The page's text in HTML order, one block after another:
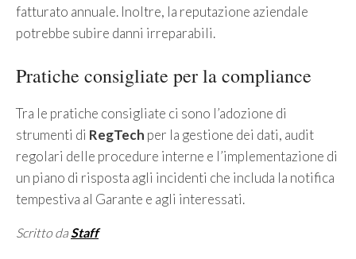
fatturato annuale. Inoltre, la reputazione aziendale
potrebbe subire danni irreparabili.
Pratiche consigliate per la compliance
Tra le pratiche consigliate ci sono l’adozione di
strumenti di RegTech per la gestione dei dati, audit
regolari delle procedure interne e l’implementazione di
un piano di risposta agli incidenti che includa la notifica
tempestiva al Garante e agli interessati.
Scritto da Staff